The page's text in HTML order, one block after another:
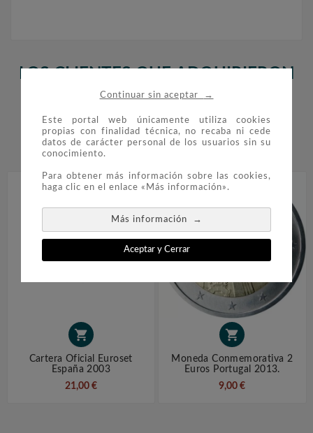
Continuar sin aceptar →
Este portal web únicamente utiliza cookies
propias con finalidad técnica, no recaba ni cede
datos de carácter personal de los usuarios sin su
conocimiento.
Para obtener más información sobre las cookies,
haga clic en el enlace «Más información».
Más información →
Aceptar y Cerrar
LOS CLIENTES QUE ADQUIRIERON
ESTE PRODUCTO TAMBIÉN
COMPRARON:
 

Cartera Oficial Euroset
España 2003
21,00 €

Moneda Conmemorativa 2
Euros Portugal 2013.
9,00 €